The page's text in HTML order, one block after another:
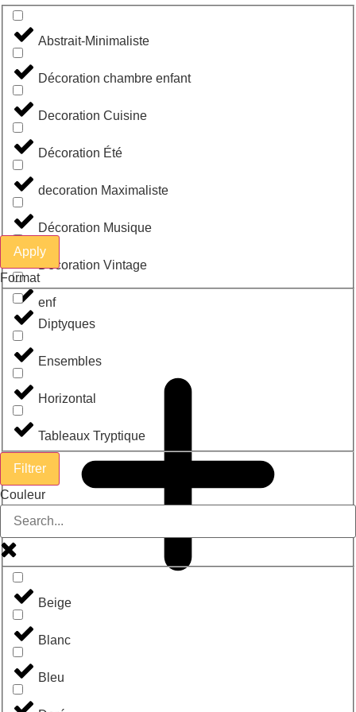
Abstrait-Minimaliste
Décoration chambre enfant
Decoration Cuisine
Décoration Été
decoration Maximaliste
Décoration Musique
Décoration Vintage
enf
Apply
Format
Diptyques
Ensembles
Horizontal
Tableaux Tryptique
Filtrer
Couleur
Beige
Blanc
Bleu